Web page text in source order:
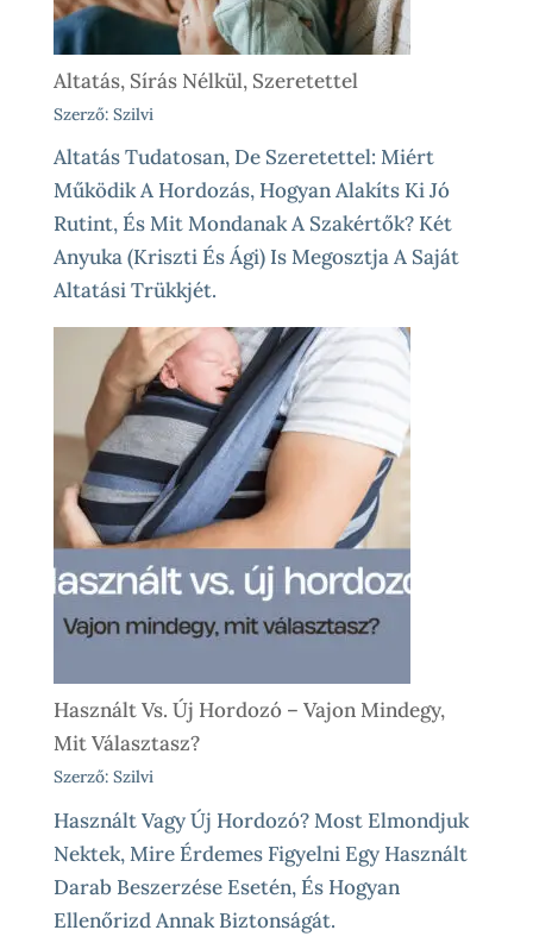
Altatás, Sírás Nélkül, Szeretettel
Szerző: Szilvi
Altatás Tudatosan, De Szeretettel: Miért
Működik A Hordozás, Hogyan Alakíts Ki Jó
Rutint, És Mit Mondanak A Szakértők? Két
Anyuka (Kriszti És Ági) Is Megosztja A Saját
Altatási Trükkjét.
Használt Vs. Új Hordozó – Vajon Mindegy,
Mit Választasz?
Szerző: Szilvi
Használt Vagy Új Hordozó? Most Elmondjuk
Nektek, Mire Érdemes Figyelni Egy Használt
Darab Beszerzése Esetén, És Hogyan
Ellenőrizd Annak Biztonságát.